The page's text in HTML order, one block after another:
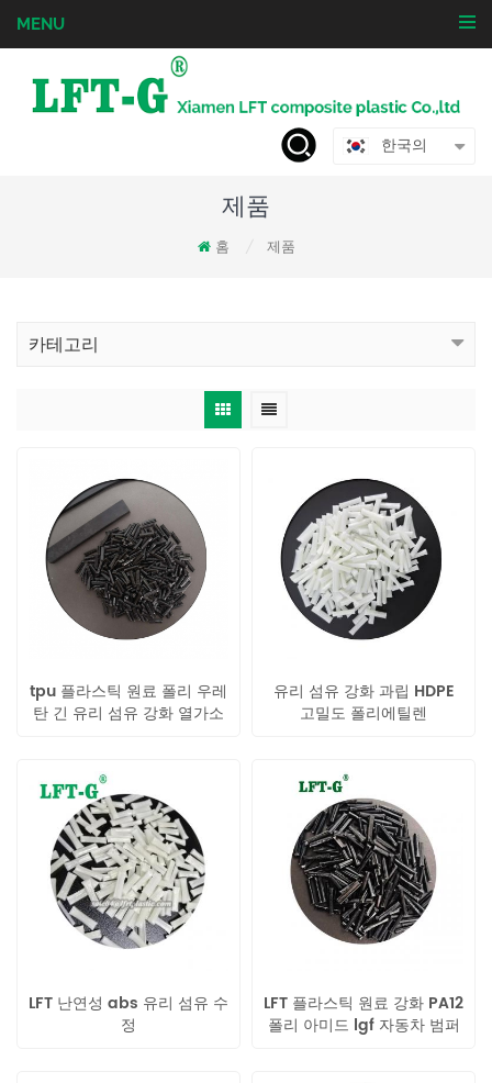
MENU
한국의
제품
홈 제품
카테고리
tpu 플라스틱 원료 폴리 우레
탄 긴 유리 섬유 강화 열가소
유리 섬유 강화 과립 HDPE
고밀도 폴리에틸렌
LFT 난연성 abs 유리 섬유 수
정
LFT 플라스틱 원료 강화 PA12
폴리 아미드 lgf 자동차 범퍼